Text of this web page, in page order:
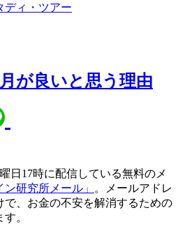
ディ・ツアー
が良いと思う理由
日17時に配信している無料のメ
ン研究所メール」
。メールアドレ
で、お金の不安を解消するための
。